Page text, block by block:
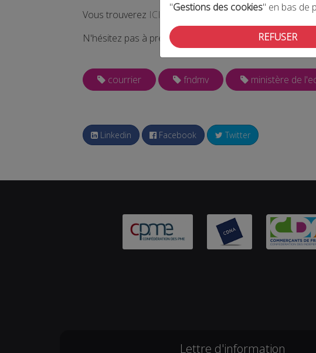
Vous trouverez ICI le courrier.
N'hésitez pas à prendre contact avec la FNDMV pour
courrier fndmv ministère de
Linkedin Facebook Twitter
Lettre d'information
"Gestions des cookies" en bas de
REFUSER